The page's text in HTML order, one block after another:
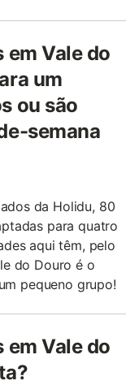
em Vale do
um
ou são
semana
da Holidu, 80
para quatro
aqui têm, pelo
do Douro é o
pequeno grupo!
em Vale do